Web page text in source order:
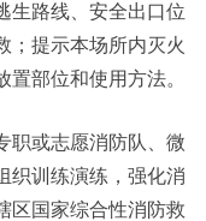
生路线、安全出口位
；提示本场所内灭火
部位和使用方法。
或志愿消防队、微
织训练演练，强化消
区国家综合性消防救